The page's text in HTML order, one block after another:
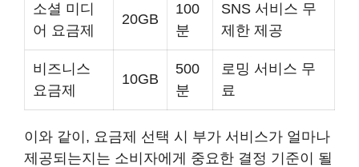
소셜 미디
어 요금제
20GB
100
분
SNS 서비스 무
제한 제공
비즈니스
요금제
10GB
500
분
로밍 서비스 무
료
이와 같이, 요금제 선택 시 부가 서비스가 얼마나
제공되는지는 소비자에게 중요한 결정 기준이 될